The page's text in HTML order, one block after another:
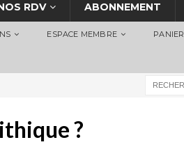
RDV ABONNEMENT
ESPACE MEMBRE PANIER
?